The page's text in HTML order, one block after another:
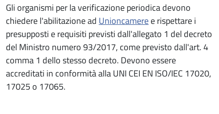
Gli organismi per la verificazione periodica devono
chiedere l'abilitazione ad Unioncameree rispettare i
presupposti e requisiti previsti dall'allegato 1 del decreto
del Ministro numero 93/2017, come previsto dall'art. 4
comma 1 dello stesso decreto. Devono essere
accreditati in conformità alla UNI CEI EN ISO/IEC 17020,
17025 o 17065.